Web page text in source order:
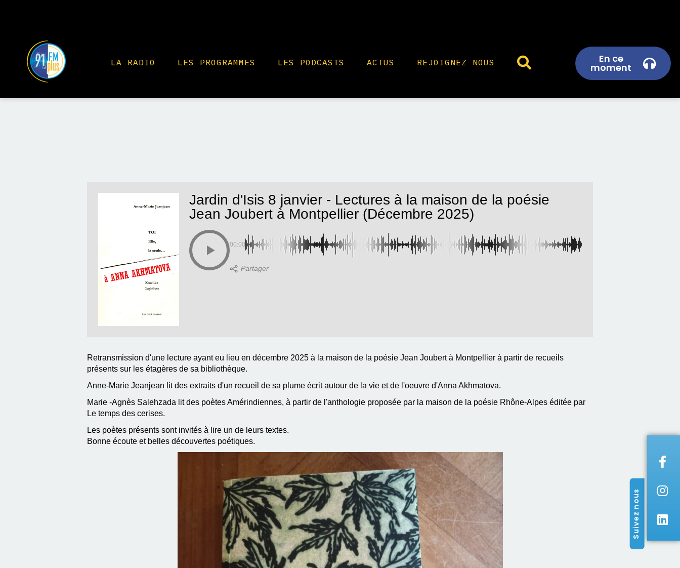
LA RADIO LES PROGRAMMES LES PODCASTS ACTUS REJOIGNEZ NOUS En ce
moment
Suivez nous
Jardin d'Isis 8 janvier - Lectures à la maison de la poésie
Jean Joubert à Montpellier (Décembre 2025)
00:00
Retransmission d'une lecture ayant eu lieu en décembre 2025 à la maison de la poésie Jean Joubert à Montpellier à partir de recueils
présents sur les étagères de sa bibliothèque.
Anne-Marie Jeanjean lit des extraits d'un recueil de sa plume écrit autour de la vie et de l'oeuvre d'Anna Akhmatova.
Marie -Agnès Salehzada lit des poètes Amérindiennes, à partir de l'anthologie proposée par la maison de la poésie Rhône-Alpes éditée par
Le temps des cerises.
Les poètes présents sont invités à lire un de leurs textes.
Bonne écoute et belles découvertes poétiques.